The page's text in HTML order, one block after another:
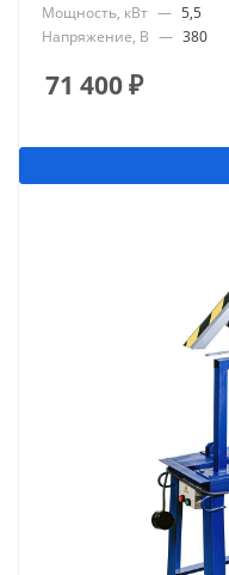
Мощность, кВт — 5,5
Напряжение, В — 380
71 400₽